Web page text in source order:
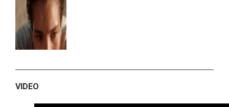
VIDEO